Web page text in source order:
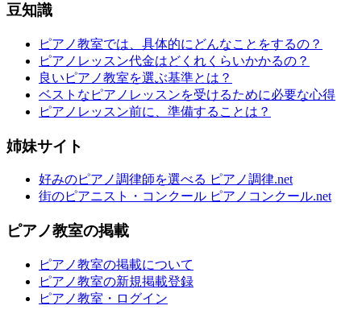
豆知識
ピアノ教室では、具体的にどんなことをするの？
ピアノレッスン代金はどくれくらいかかるの？
良いピアノ教室を選ぶ基準とは？
ベストなピアノレッスンを受けるために必要な心得
ピアノレッスン前に、準備することは？
姉妹サイト
好みのピアノ調律師を選べる ピアノ調律.net
街のピアニスト・コンクール ピアノコンクール.net
ピアノ教室の掲載
ピアノ教室の掲載について
ピアノ教室の新規掲載登録
ピアノ教室・ログイン